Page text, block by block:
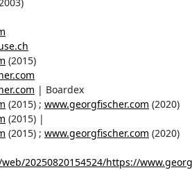
(2015)
| Boardex
(2015) ; www.georgfischer.com (2020)
(2015) |
(2015) ; www.georgfischer.com (2020)
20250820154524/https://